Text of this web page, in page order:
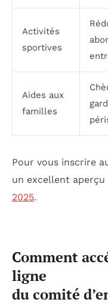
Activités
sportives
Aides aux
familles
Pour vous inscrire
un excellent aperçu
2025.
Comment
ligne
du comité